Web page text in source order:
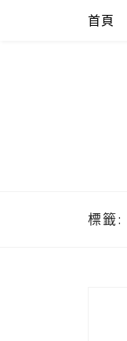
首頁
標籤: